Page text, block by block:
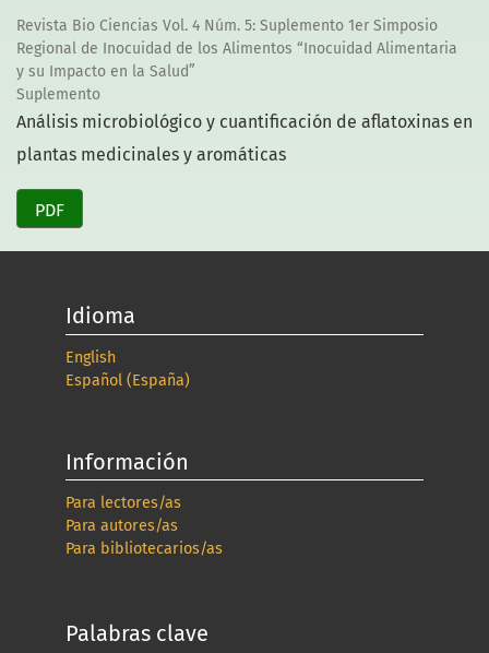
Revista Bio Ciencias Vol. 4 Núm. 5: Suplemento 1er Simposio
Regional de Inocuidad de los Alimentos “Inocuidad Alimentaria
y su Impacto en la Salud”
Suplemento
Análisis microbiológico y cuantificación de aflatoxinas en
plantas medicinales y aromáticas
PDF
Idioma
English
Español (España)
Información
Para lectores/as
Para autores/as
Para bibliotecarios/as
Palabras clave